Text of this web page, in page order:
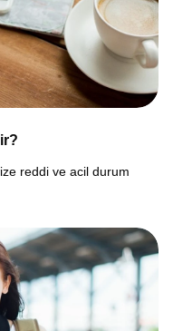
reddi ve acil durum